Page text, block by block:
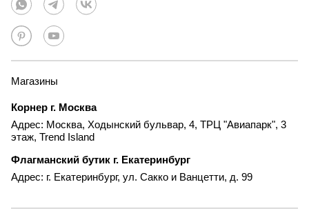
Магазины
Корнер г. Москва
Адрес: Москва, Ходынский бульвар, 4, ТРЦ "Авиапарк", 3
этаж, Trend Island
Флагманский бутик г. Екатеринбург
Адрес: г. Екатеринбург, ул. Сакко и Ванцетти, д. 99